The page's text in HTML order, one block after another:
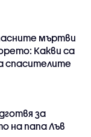
мъртви
Какви са
спасителите
за
на папа Лъв